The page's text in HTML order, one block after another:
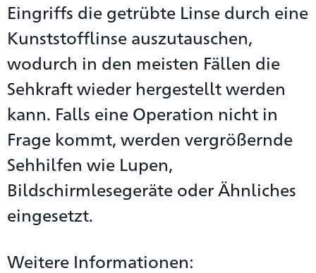
Eingriffs die getrübte Linse durch eine
Kunststofflinse auszutauschen,
wodurch in den meisten Fällen die
Sehkraft wieder hergestellt werden
kann. Falls eine Operation nicht in
Frage kommt, werden vergrößernde
Sehhilfen wie Lupen,
Bildschirmlesegeräte oder Ähnliches
eingesetzt.
Weitere Informationen: